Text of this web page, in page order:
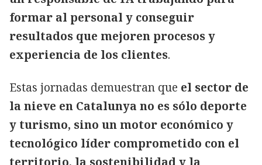
formar al personal y conseguir
resultados que mejoren procesos y
experiencia de los clientes.
Estas jornadas demuestran que el sector de
la nieve en Catalunya no es sólo deporte
y turismo, sino un motor económico y
tecnológico líder comprometido con el